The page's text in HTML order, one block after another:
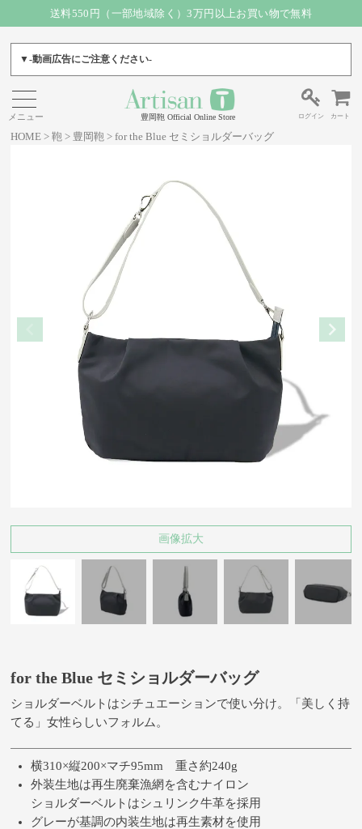
送料550円（一部地域除く）3万円以上お買い物で無料
▼-動画広告にご注意ください-
豊岡鞄 Official Online Store ログイン カート
HOME 鞄 豊岡鞄 for the Blue セミショルダーバッグ
画像拡大
for the Blue セミショルダーバッグ
ショルダーベルトはシチュエーションで使い分け。「美しく持
てる」女性らしいフォルム。
横310×縦200×マチ95mm 重さ約240g
外装生地は再生廃棄漁網を含むナイロン
ショルダーベルトはシュリンク牛革を採用
グレーが基調の内装生地は再生素材を使用